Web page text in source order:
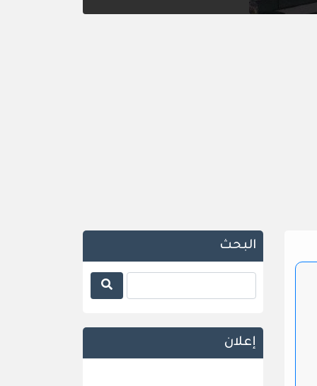
البحث
إعلان